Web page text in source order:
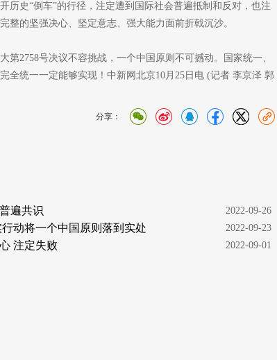
历史“倒车”的行径，注定遭到国际社会普遍抵制和反对，也注
整的坚强决心、坚定意志、强大能力面前折戟沉沙。
第2758号决议不容挑战，一个中国原则不可撼动。国家统一、
全统一一定能够实现！中新网北京10月25日电 (记者 李京泽 郭
分享：
2022-09-26
遍共识
2022-09-23
动将一个中国原则落到实处
2022-09-01
注定失败